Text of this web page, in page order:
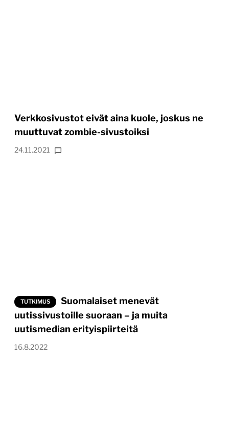
Verkkosivustot eivät aina kuole, joskus ne
muuttuvat zombie-sivustoiksi
24.11.2021
TUTKIMUS
Suomalaiset menevät
uutissivustoille suoraan – ja muita
uutismedian erityispiirteitä
16.8.2022